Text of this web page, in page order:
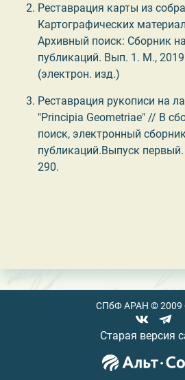
Реставрация карты из
Картографических
Архивный поиск: Сборник
публикаций. Вып. 1. М.,
(электрон. изд.)
Реставрация рукописи на
"Principia Geometriae" // В
поиск, электронный
публикаций.Выпуск
290.
СПбФ АРАН © 2009
Старая версия